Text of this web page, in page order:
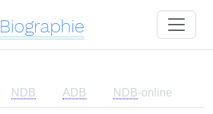
Biographie
NDB ADB NDB-online